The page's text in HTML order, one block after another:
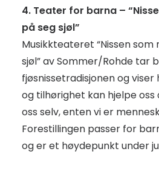
4. Teater for barna –
på seg sjøl”
Musikkteateret “Nissen
sjøl” av Sommer/Rohde tar
fjøsnissetradisjonen og
og tilhørighet kan hjelpe oss
oss selv, enten vi er
Forestillingen passer for
og er et høydepunkt under